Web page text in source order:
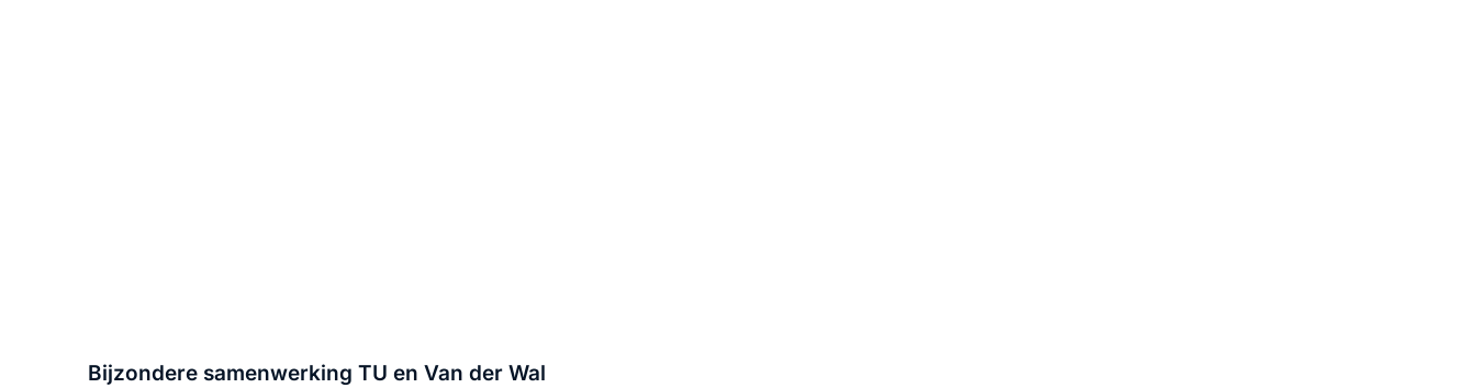
Bijzondere samenwerking TU en Van der Wal